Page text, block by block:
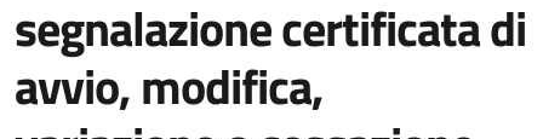
segnalazione certificata di
avvio, modifica,